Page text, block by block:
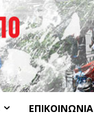
ΕΠΙΚΟΙΝΩΝΊΑ